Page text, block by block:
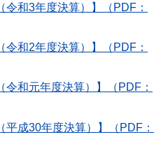
令和3年度決算）】（PDF：
令和2年度決算）】（PDF：
令和元年度決算）】（PDF：
平成30年度決算）】（PDF：